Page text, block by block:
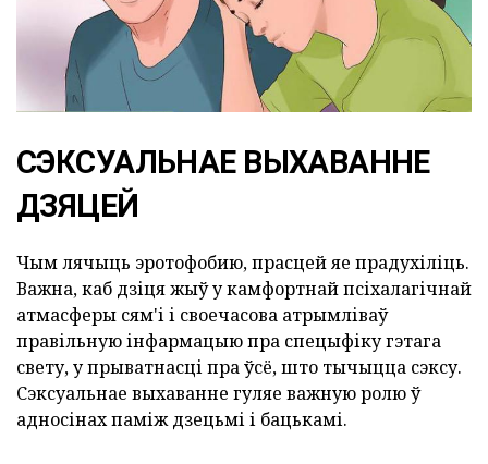
СЭКСУАЛЬНАЕ ВЫХАВАННЕ
ДЗЯЦЕЙ
Чым лячыць эротофобию, прасцей яе прадухіліць.
Важна, каб дзіця жыў у камфортнай псіхалагічнай
атмасферы сям'і і своечасова атрымліваў
правільную інфармацыю пра спецыфіку гэтага
свету, у прыватнасці пра ўсё, што тычыцца сэксу.
Сэксуальнае выхаванне гуляе важную ролю ў
адносінах паміж дзецьмі і бацькамі.